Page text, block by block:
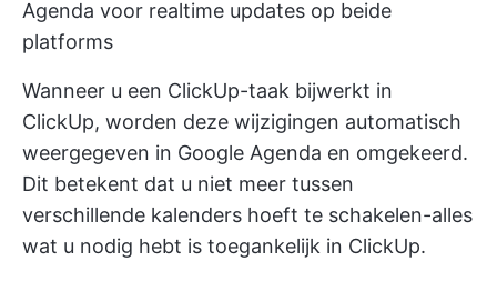
Agenda voor realtime updates op beide
platforms
Wanneer u een ClickUp-taak bijwerkt in
ClickUp, worden deze wijzigingen automatisch
weergegeven in Google Agenda en omgekeerd.
Dit betekent dat u niet meer tussen
verschillende kalenders hoeft te schakelen-alles
wat u nodig hebt is toegankelijk in ClickUp.